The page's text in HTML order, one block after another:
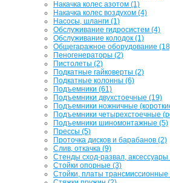
Накачка колес азотом (1)
Накачка колес воздухом (4)
Насосы, шланги (1)
Обслуживание гидросистем (4)
Обслуживание колодок (1)
Общегаражное оборудование
Пеногенераторы (2)
Пистолеты (2)
Подкатные гайковерты (2)
Подкатные колонны (6)
Подъемники (61)
Подъемники двухстоечные (19)
Подъемники ножничные
Подъемники четырехстоечные
Подъемники шиномонтажные (5)
Прессы (5)
Проточка дисков и барабанов (2)
Слив, откачка (9)
Стенды сход-развал, аксессуары
Стойки опорные (3)
Стойки, платы трансмиссионные